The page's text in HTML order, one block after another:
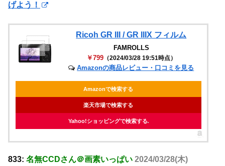
げよう！
Ricoh GR III / GR IIIX フィルム
FAMROLLS
￥799（2024/03/28 19:51時点）
Amazonの商品レビュー・口コミを見る
Amazonで検索する
楽天市場で検索する
Yahoo!ショッピングで検索する
833: 名無CCDさん＠画素いっぱい 2024/03/28(木)